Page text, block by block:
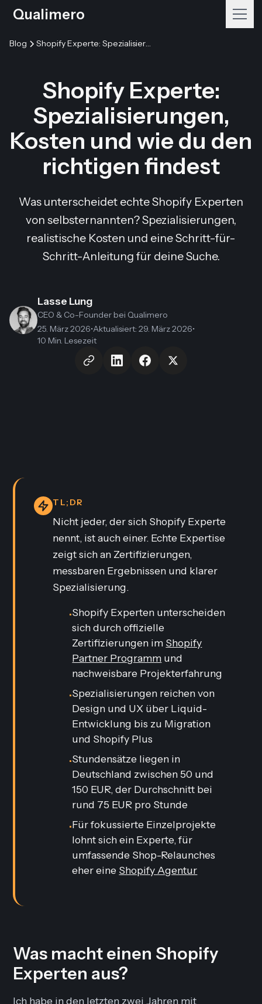
Qualimero
Blog Shopify Experte: Spezialisierungen, Kosten und wie du den richtigen findest
Shopify Experte:
Spezialisierungen,
Kosten und wie du den
richtigen findest
Was unterscheidet echte Shopify Experten
von selbsternannten? Spezialisierungen,
realistische Kosten und eine Schritt-für-
Schritt-Anleitung für deine Suche.
Lasse Lung
CEO & Co-Founderbei Qualimero
25. März 2026•Aktualisiert: 29. März 2026•
10 Min. Lesezeit
TL;DR
Nicht jeder, der sich Shopify Experte
nennt, ist auch einer. Echte Expertise
zeigt sich an Zertifizierungen,
messbaren Ergebnissen und klarer
Spezialisierung.
•Shopify Experten unterscheiden
sich durch offizielle
Zertifizierungen im Shopify
Partner Programm und
nachweisbare Projekterfahrung
•Spezialisierungen reichen von
Design und UX über Liquid-
Entwicklung bis zu Migration
und Shopify Plus
•Stundensätze liegen in
Deutschland zwischen 50 und
150 EUR, der Durchschnitt bei
rund 75 EUR pro Stunde
•Für fokussierte Einzelprojekte
lohnt sich ein Experte, für
umfassende Shop-Relaunches
eher eine Shopify Agentur
Was macht einen Shopify
Experten aus?
Ich habe in den letzten zwei Jahren mit